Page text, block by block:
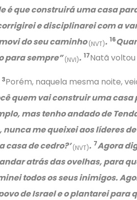
é que construirá uma casa
e disciplinarei com a
do seu caminho(NVT). 16
para sempre”(NVI). 17Natã
3Porém, naquela mesma noite,
quem vai construir uma casa
mas tenho andado de
nunca me queixei aos líderes
casa de cedro?’(NVT). 7Agora
atrás das ovelhas, para
todos os seus inimigos.
de Israel e o plantarei